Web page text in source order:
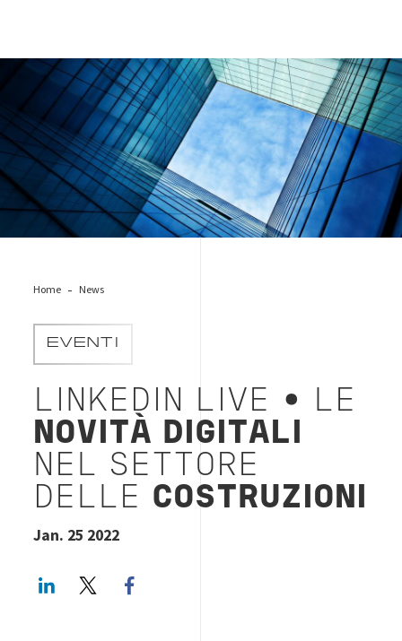
Buildings-sky
Home News
EVENTI
LINKEDIN LIVE •
LE
NOVITÀ DIGITALI
NEL SETTORE
DELLE COSTRUZIONI
Jan. 25 2022
LinkedInTwitter